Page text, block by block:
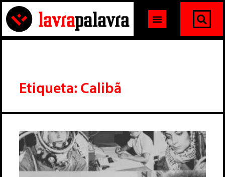
Etiqueta: Calibã